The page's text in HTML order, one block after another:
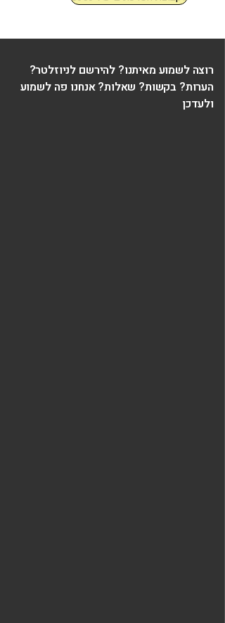
רוצה לשמוע מאיתנו? להירשם לניוזלטר?
הערות? בקשות? שאלות? אנחנו פה לשמוע
ולעדכן